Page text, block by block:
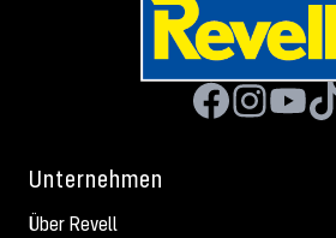
Unternehmen
Über Revell